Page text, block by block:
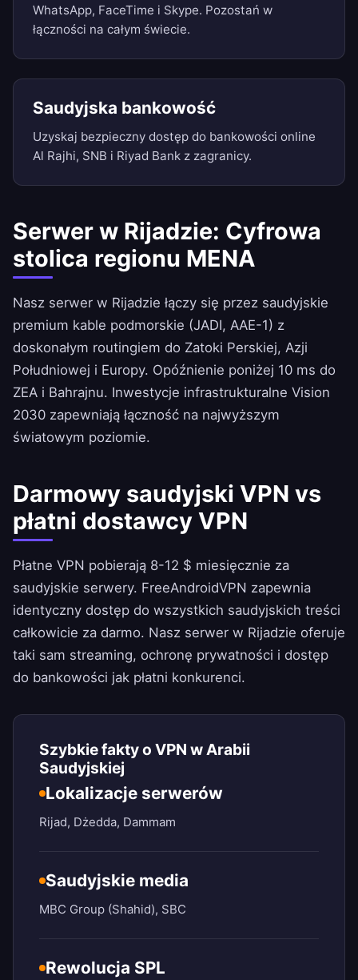
WhatsApp, FaceTime i Skype. Pozostań w
łączności na całym świecie.
Saudyjska bankowość
Uzyskaj bezpieczny dostęp do bankowości online
Al Rajhi, SNB i Riyad Bank z zagranicy.
Serwer w Rijadzie: Cyfrowa
stolica regionu MENA
Nasz serwer w Rijadzie łączy się przez saudyjskie
premium kable podmorskie (JADI, AAE-1) z
doskonałym routingiem do Zatoki Perskiej, Azji
Południowej i Europy. Opóźnienie poniżej 10 ms do
ZEA i Bahrajnu. Inwestycje infrastrukturalne Vision
2030 zapewniają łączność na najwyższym
światowym poziomie.
Darmowy saudyjski VPN vs
płatni dostawcy VPN
Płatne VPN pobierają 8-12 $ miesięcznie za
saudyjskie serwery. FreeAndroidVPN zapewnia
identyczny dostęp do wszystkich saudyjskich treści
całkowicie za darmo. Nasz serwer w Rijadzie oferuje
taki sam streaming, ochronę prywatności i dostęp
do bankowości jak płatni konkurenci.
Szybkie fakty o VPN w Arabii
Saudyjskiej
Lokalizacje serwerów
Rijad, Dżedda, Dammam
Saudyjskie media
MBC Group (Shahid), SBC
Rewolucja SPL